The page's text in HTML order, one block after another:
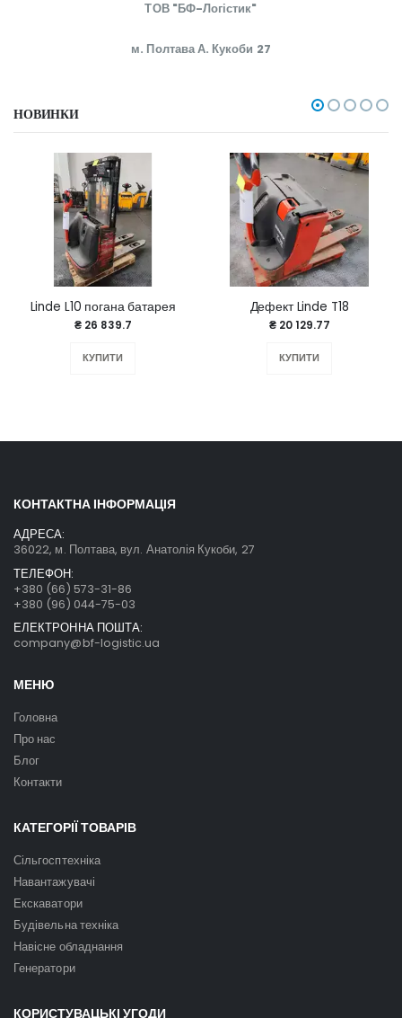
ТОВ "БФ-Логістик"
м. Полтава А. Кукоби 27
НОВИНКИ
Linde L10 погана батарея
₴ 26 839.7
КУПИТИ
Дефект Linde T18
₴ 20 129.77
КУПИТИ
КОНТАКТНА ІНФОРМАЦІЯ
АДРЕСА:
36022, м. Полтава, вул. Анатолія Кукоби, 27
ТЕЛЕФОН:
+380 (66) 573-31-86
+380 (96) 044-75-03
ЕЛЕКТРОННА ПОШТА:
company@bf-logistic.ua
МЕНЮ
Головна
Про нас
Блог
Контакти
КАТЕГОРІЇ ТОВАРІВ
Сільгосптехніка
Навантажувачі
Екскаватори
Будівельна техніка
Навісне обладнання
Генератори
КОРИСТУВАЦЬКІ УГОДИ